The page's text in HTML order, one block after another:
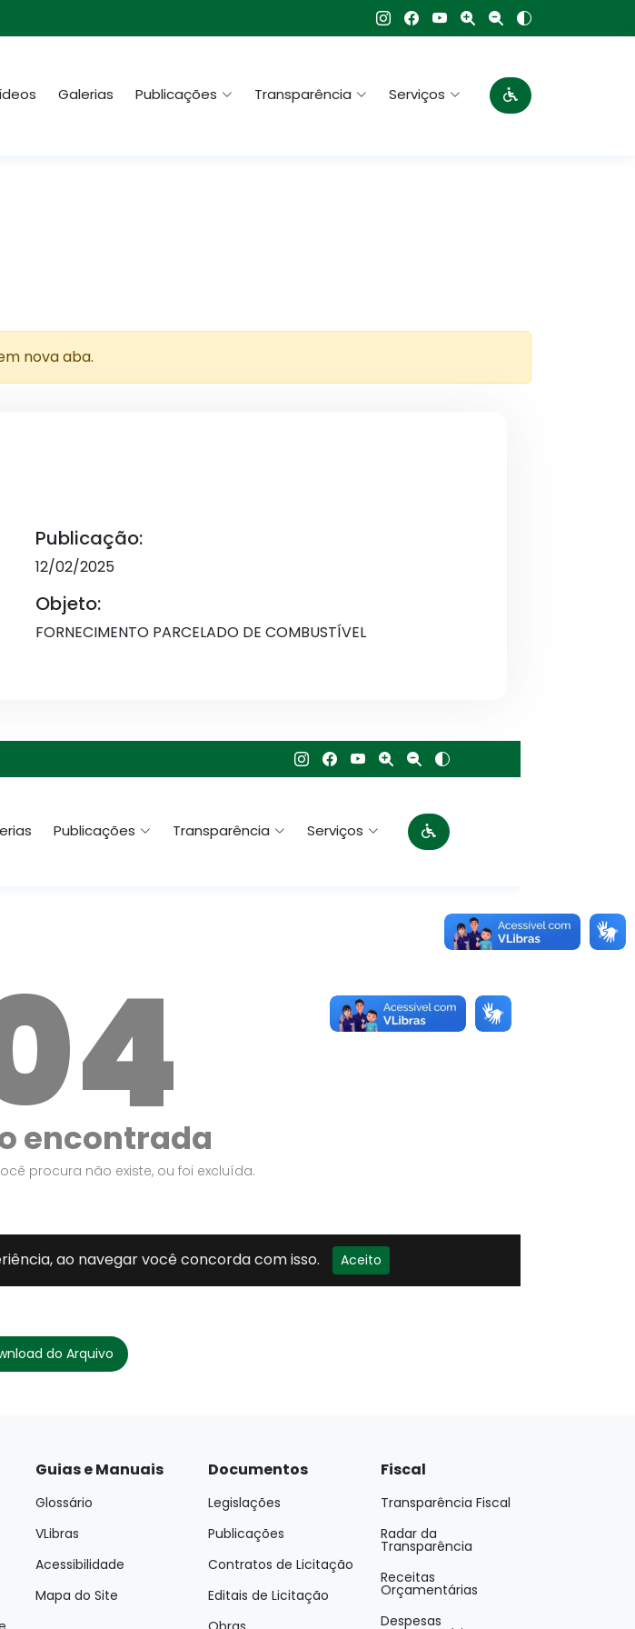
Galerias Publicações Transparência Serviços
nova aba.
Publicação:
12/02/2025
Objeto:
FORNECIMENTO PARCELADO DE COMBUSTÍVEL
do Arquivo
Guias e Manuais
Glossário
VLibras
Acessibilidade
Mapa do Site
Documentos
Legislações
Publicações
Contratos de Licitação
Editais de Licitação
Fiscal
Transparência Fiscal
Radar da
Transparência
Receitas
Orçamentárias
Despesas